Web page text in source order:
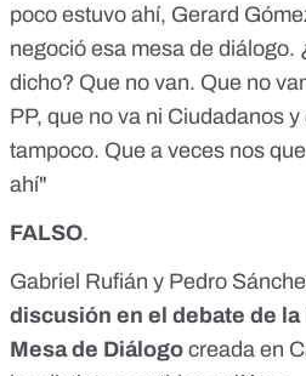
poco estuvo ahí, Gerard
negoció esa mesa de diálogo.
dicho? Que no van. Que no
PP, que no va ni Ciudadanos
tampoco. Que a veces nos
ahí"
FALSO.
Gabriel Rufián y Pedro
discusión en el debate de
Mesa de Diálogo creada en